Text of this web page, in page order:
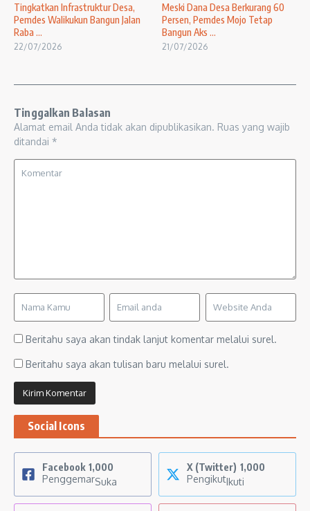
Tingkatkan Infrastruktur Desa,
Pemdes Walikukun Bangun Jalan
Raba ...
22/07/2026
Meski Dana Desa Berkurang 60
Persen, Pemdes Mojo Tetap
Bangun Aks ...
21/07/2026
Tinggalkan Balasan
Alamat email Anda tidak akan dipublikasikan. Ruas yang wajib
ditandai *
Beritahu saya akan tindak lanjut komentar melalui surel.
Beritahu saya akan tulisan baru melalui surel.
Social Icons
Facebook 1,000
PenggemarSuka
X (Twitter) 1,000
PengikutIkuti